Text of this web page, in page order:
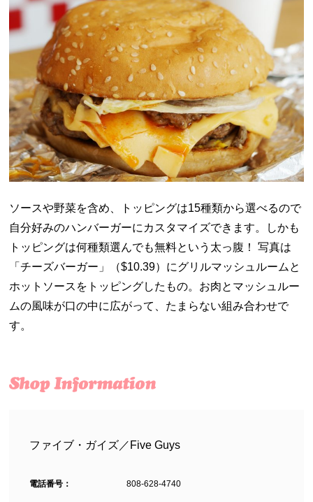
ソースや野菜を含め、トッピングは15種類から選べるので
自分好みのハンバーガーにカスタマイズできます。しかも
トッピングは何種類選んでも無料という太っ腹！ 写真は
「チーズバーガー」（$10.39） にグリルマッシュルームと
ホットソースをトッピングしたもの。お肉とマッシュルー
ムの風味が口の中に広がって、たまらない組み合わせで
す。
ファイブ・ガイズ／Five Guys
電話番号： 808-628-4740